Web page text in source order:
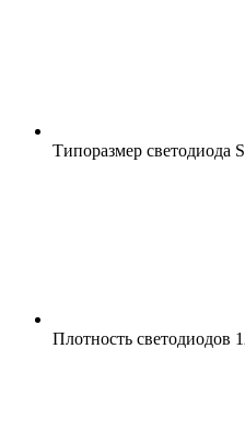
Типоразмер светодиода
Плотность светодиодов